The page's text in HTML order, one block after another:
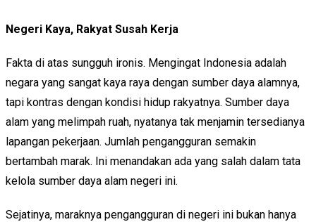
Negeri Kaya, Rakyat Susah Kerja
Fakta di atas sungguh ironis. Mengingat Indonesia adalah
negara yang sangat kaya raya dengan sumber daya alamnya,
tapi kontras dengan kondisi hidup rakyatnya. Sumber daya
alam yang melimpah ruah, nyatanya tak menjamin tersedianya
lapangan pekerjaan. Jumlah pengangguran semakin
bertambah marak. Ini menandakan ada yang salah dalam tata
kelola sumber daya alam negeri ini.
Sejatinya, maraknya pengangguran di negeri ini bukan hanya